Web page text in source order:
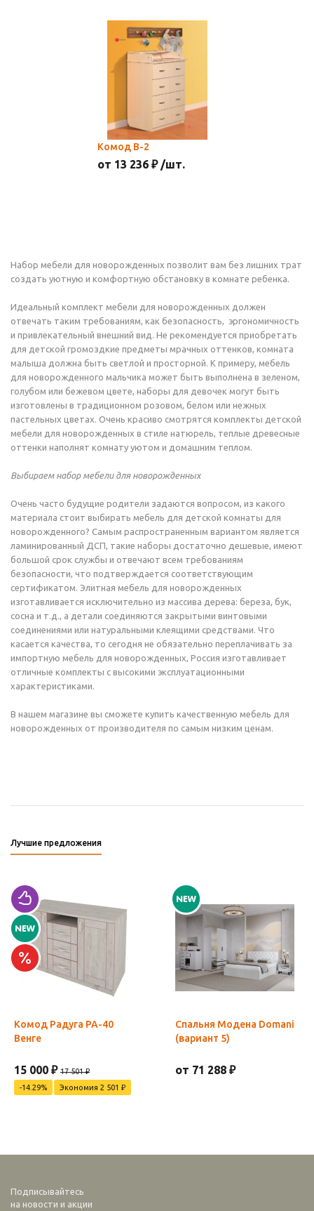
Комод В-2
от 13 236 ₽ /шт.
Набор мебели для новорожденных позволит вам без лишних трат
создать уютную и комфортную обстановку в комнате ребенка.
Идеальный комплект мебели для новорожденных должен
отвечать таким требованиям, как безопасность, эргономичность
и привлекательный внешний вид. Не рекомендуется приобретать
для детской громоздкие предметы мрачных оттенков, комната
малыша должна быть светлой и просторной. К примеру, мебель
для новорожденного мальчика может быть выполнена в зеленом,
голубом или бежевом цвете, наборы для девочек могут быть
изготовлены в традиционном розовом, белом или нежных
пастельных цветах. Очень красиво смотрятся комплекты детской
мебели для новорожденных в стиле натюрель, теплые древесные
оттенки наполнят комнату уютом и домашним теплом.
Выбираем набор мебели для новорожденных
Очень часто будущие родители задаются вопросом, из какого
материала стоит выбирать мебель для детской комнаты для
новорожденного? Самым распространенным вариантом является
ламинированный ДСП, такие наборы достаточно дешевые, имеют
большой срок службы и отвечают всем требованиям
безопасности, что подтверждается соответствующим
сертификатом. Элитная мебель для новорожденных
изготавливается исключительно из массива дерева: береза, бук,
сосна и т.д., а детали соединяются закрытыми винтовыми
соединениями или натуральными клеящими средствами. Что
касается качества, то сегодня не обязательно переплачивать за
импортную мебель для новорожденных, Россия изготавливает
отличные комплекты с высокими эксплуатационными
характеристиками.
В нашем магазине вы сможете купить качественную мебель для
новорожденных от производителя по самым низким ценам.
Лучшие предложения
Комод Радуга РА-40
Венге
15 000 ₽ 17 501 ₽
-14.29%
Экономия 2 501 ₽
Спальня Модена Domani
(вариант 5)
от 71 288 ₽
Подписывайтесь
на новости и акции